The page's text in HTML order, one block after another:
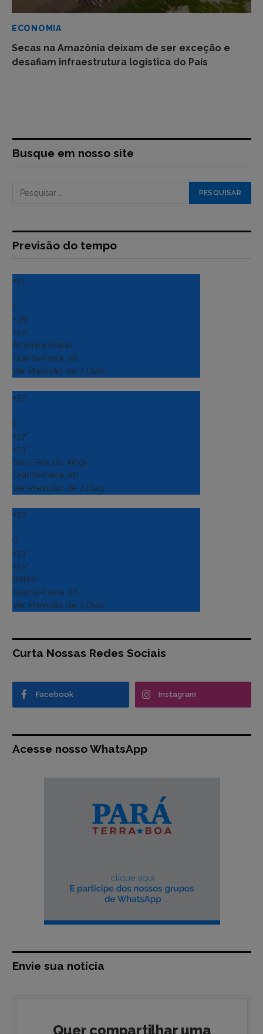
ECONOMIA
Secas na Amazônia deixam de ser exceção e
desafiam infraestrutura logística do País
Busque em nosso site
Previsão do tempo
+31
°
C
+36°
+22°
Altamira (Para)
Quinta-Feira, 06
Ver Previsão de 7 Dias
+32
°
C
+37°
+23°
Sao Felix do Xingu
Quinta-Feira, 06
Ver Previsão de 7 Dias
+30
°
C
+33°
+23°
Belém
Quinta-Feira, 06
Ver Previsão de 7 Dias
Curta Nossas Redes Sociais
Facebook Instagram
Acesse nosso WhatsApp
Envie sua notícia
Quer compartilhar uma